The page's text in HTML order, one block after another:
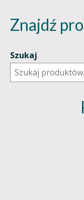
Znajdź
Szukaj